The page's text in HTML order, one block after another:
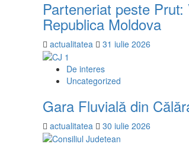
Parteneriat peste
Republica Moldova
actualitatea 31 iulie 2026
De interes
Uncategorized
Gara Fluvială din
actualitatea 30 iulie 2026